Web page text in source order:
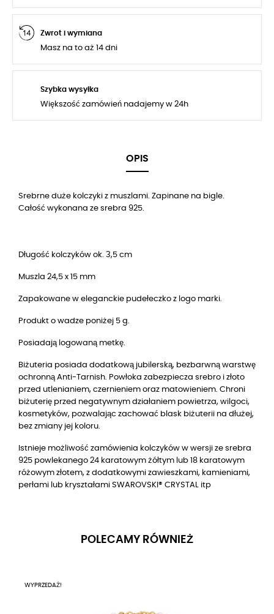
Zwrot i wymiana
Masz na to aż 14 dni
Szybka wysyłka
Większość zamówień nadajemy w 24h
OPIS
Srebrne duże kolczyki z muszlami. Zapinane na bigle.
Całość wykonana ze srebra 925.
Długość kolczyków ok. 3,5 cm
Muszla 24,5 x 15 mm
Zapakowane w eleganckie pudełeczko z logo marki.
Produkt o wadze poniżej 5 g.
Posiadają logowaną metkę.
Biżuteria posiada dodatkową jubilerską, bezbarwną warstwę
ochronną Anti-Tarnish. Powłoka zabezpiecza srebro i złoto
przed utlenianiem, czernieniem oraz matowieniem. Chroni
biżuterię przed negatywnym działaniem powietrza, wilgoci,
kosmetyków, pozwalając zachować blask biżuterii na dłużej,
bez zmiany jej koloru.
Istnieje możliwość zamówienia kolczyków w wersji ze srebra
925 powlekanego 24 karatowym żółtym lub 18 karatowym
różowym złotem, z dodatkowymi zawieszkami, kamieniami,
perłami lub kryształami SWAROVSKI® CRYSTAL itp
POLECAMY RÓWNIEŻ
WYPRZEDAŻ!